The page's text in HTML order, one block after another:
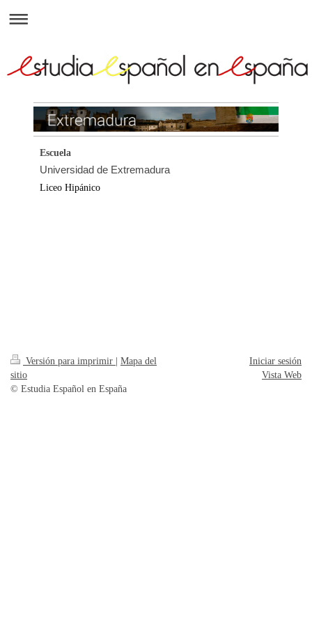
Escuela
Universidad de Extremadura
Liceo Hipánico
Versión para imprimir | Mapa del
sitio
© Estudia Español en España
Iniciar sesión
Vista Web